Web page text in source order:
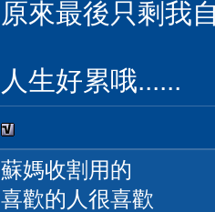
原來最後只剩我
人生好累哦......
蘇媽收割用的
喜歡的人很喜歡